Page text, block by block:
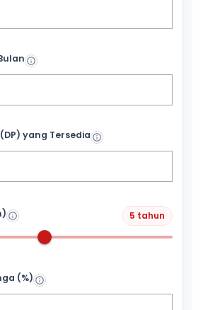
yang Tersedia
5 tahun
(%)